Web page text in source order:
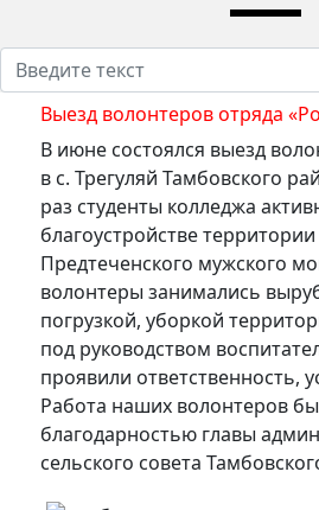
Выезд волонтеров отряда
В июне состоялся выезд
в с. Трегуляй Тамбовского
раз студенты колледжа
благоустройстве
Предтеченского мужского
волонтеры занимались
погрузкой, уборкой
под руководством
проявили ответственность,
Работа наших волонтеров
благодарностью главы
сельского совета